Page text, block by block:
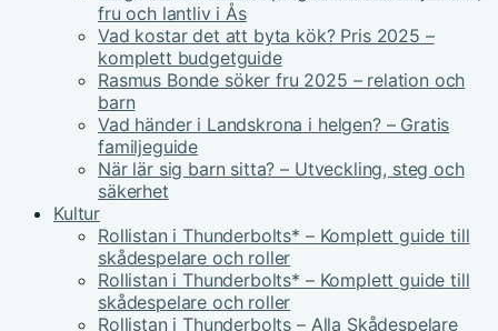
fru och lantliv i Ås
Vad kostar det att byta kök? Pris 2025 –
komplett budgetguide
Rasmus Bonde söker fru 2025 – relation och
barn
Vad händer i Landskrona i helgen? – Gratis
familjeguide
När lär sig barn sitta? – Utveckling, steg och
säkerhet
Kultur
Rollistan i Thunderbolts* – Komplett guide till
skådespelare och roller
Rollistan i Thunderbolts* – Komplett guide till
skådespelare och roller
Rollistan i Thunderbolts – Alla Skådespelare